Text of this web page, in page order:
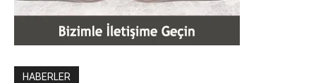
HABERLER